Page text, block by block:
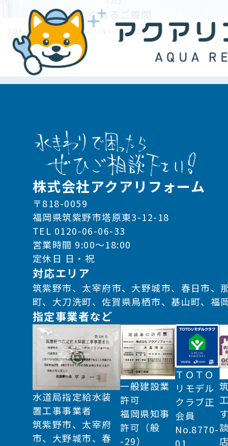
よくあるご質問
> 工事中はずっと家にいないといけませんか？
株式会社アクアリフォーム
〒818-0059
福岡県筑紫野市塔原東3-12-18
TEL 0120-06-06-33
営業時間 9:00～18:00
定休日 日・祝
対応エリア
筑紫野市、太宰府市、大野城市、春日市、
町、大刀洗町、佐賀県鳥栖市、基山町、福
指定事業者など
水道局指定給水装
置工事事業者
筑紫野市、太宰府
市、大野城市、春
一般建設業
許可
福岡県知事
許可（般
-29）
ＴＯＴＯ
リモデル
クラブ正
会員
No.8770-
01